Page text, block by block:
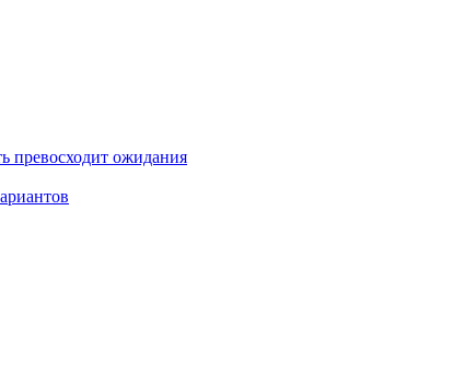
превосходит ожидания